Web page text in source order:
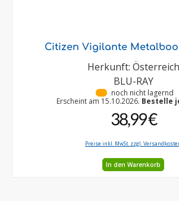
Citizen Vigilante
Herkunft: Österreich
BLU-RAY
noch nicht lagernd
Erscheint am 15.10.2026. Bestelle
38,99 €
Preise inkl. MwSt. zzgl.
In den Warenkorb